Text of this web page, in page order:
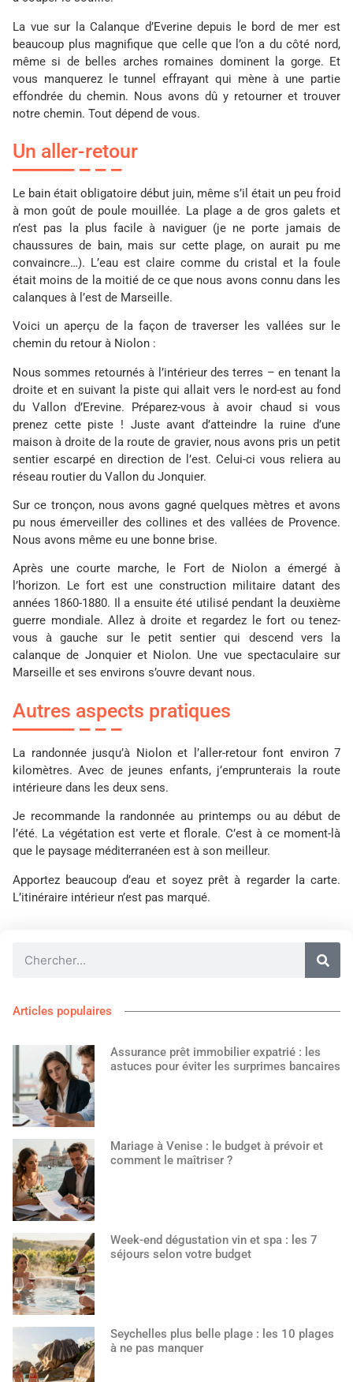
La vue sur la Calanque d’Everine depuis le bord de mer est
beaucoup plus magnifique que celle que l’on a du côté nord,
même si de belles arches romaines dominent la gorge. Et
vous manquerez le tunnel effrayant qui mène à une partie
effondrée du chemin. Nous avons dû y retourner et trouver
notre chemin. Tout dépend de vous.
Un aller-retour
Le bain était obligatoire début juin, même s’il était un peu froid
à mon goût de poule mouillée. La plage a de gros galets et
n’est pas la plus facile à naviguer (je ne porte jamais de
chaussures de bain, mais sur cette plage, on aurait pu me
convaincre…). L’eau est claire comme du cristal et la foule
était moins de la moitié de ce que nous avons connu dans les
calanques à l’est de Marseille.
Voici un aperçu de la façon de traverser les vallées sur le
chemin du retour à Niolon :
Nous sommes retournés à l’intérieur des terres – en tenant la
droite et en suivant la piste qui allait vers le nord-est au fond
du Vallon d’Erevine. Préparez-vous à avoir chaud si vous
prenez cette piste ! Juste avant d’atteindre la ruine d’une
maison à droite de la route de gravier, nous avons pris un petit
sentier escarpé en direction de l’est. Celui-ci vous reliera au
réseau routier du Vallon du Jonquier.
Sur ce tronçon, nous avons gagné quelques mètres et avons
pu nous émerveiller des collines et des vallées de Provence.
Nous avons même eu une bonne brise.
Après une courte marche, le Fort de Niolon a émergé à
l’horizon. Le fort est une construction militaire datant des
années 1860-1880. Il a ensuite été utilisé pendant la deuxième
guerre mondiale. Allez à droite et regardez le fort ou tenez-
vous à gauche sur le petit sentier qui descend vers la
calanque de Jonquier et Niolon. Une vue spectaculaire sur
Marseille et ses environs s’ouvre devant nous.
Autres aspects pratiques
La randonnée jusqu’à Niolon et l’aller-retour font environ 7
kilomètres. Avec de jeunes enfants, j’emprunterais la route
intérieure dans les deux sens.
Je recommande la randonnée au printemps ou au début de
l’été. La végétation est verte et florale. C’est à ce moment-là
que le paysage méditerranéen est à son meilleur.
Apportez beaucoup d’eau et soyez prêt à regarder la carte.
L’itinéraire intérieur n’est pas marqué.
Articles populaires
Assurance prêt immobilier expatrié : les
astuces pour éviter les surprimes bancaires
Mariage à Venise : le budget à prévoir et
comment le maîtriser ?
Week-end dégustation vin et spa : les 7
séjours selon votre budget
Seychelles plus belle plage : les 10 plages
à ne pas manquer